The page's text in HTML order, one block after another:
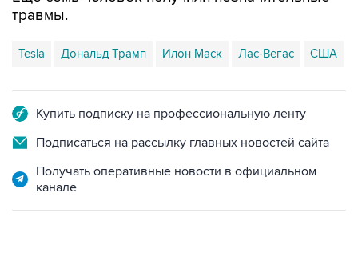
травмы.
Tesla Дональд Трамп Илон Маск Лас-Вегас США
Купить подписку на профессиональную ленту
Подписаться на рассылку главных новостей сайта
Получать оперативные новости в официальном
канале